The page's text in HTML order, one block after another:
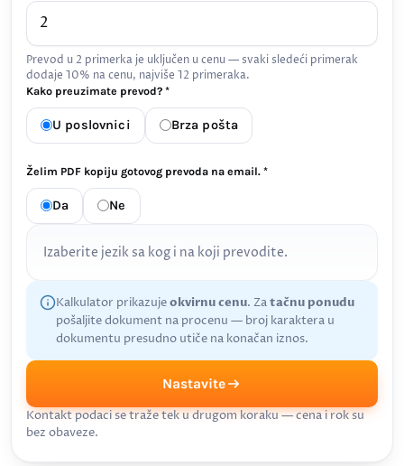
Prevod u 2 primerka je uključen u cenu — svaki sledeći primerak
dodaje 10% na cenu, najviše 12 primeraka.
Kako preuzimate prevod? *
U poslovnici Brza pošta
Želim PDF kopiju gotovog prevoda na email. *
Da Ne
Izaberite jezik sa kog i na koji prevodite.
Kalkulator prikazujeokvirnu cenu. Zatačnu ponudu
pošaljite dokument na procenu — broj karaktera u
dokumentu presudno utiče na konačan iznos.
Nastavite
Kontakt podaci se traže tek u drugom koraku — cena i rok su
bez obaveze.